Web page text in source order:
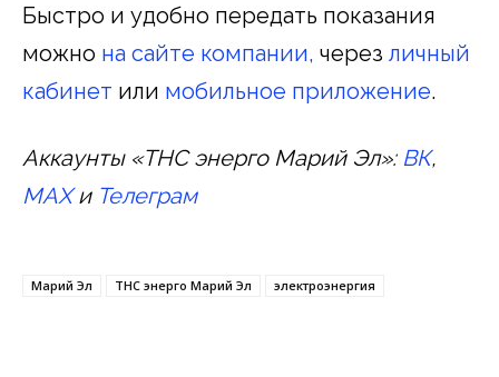
Быстро и удобно передать показания
можно на сайте компании, через личный
кабинет или мобильное приложение.
Аккаунты «ТНС энерго Марий Эл»: ВК,
MAXи Телеграм
Марий Эл ТНС энерго Марий Эл электроэнергия